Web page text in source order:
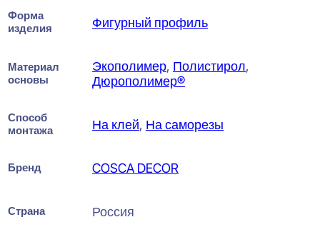
Форма
изделия
Фигурный профиль
Материал
основы
Экополимер, Полистирол,
Дюрополимер®
Способ
монтажа
На клей, На саморезы
Бренд COSCA DECOR
Страна Россия